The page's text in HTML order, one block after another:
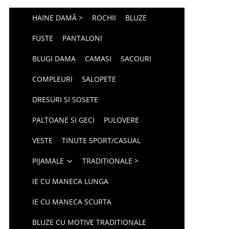
HAINE DAMĂ > ROCHII BLUZE
FUSTE PANTALONI
BLUGI DAMA CAMASI SACOURI
COMPLEURI SALOPETE
DRESURI SI SOSETE
PALTOANE SI GECI PULOVERE
VESTE TINUTE SPORT/CASUAL
PIJAMALE TRADIȚIONALE >
IE CU MANECA LUNGA
IE CU MANECA SCURTA
BLUZE CU MOTIVE TRADITIONALE